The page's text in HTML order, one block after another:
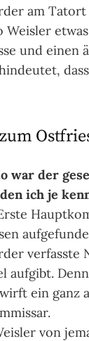
am Tatort
und einen
war der
ich je
verfasste
aufgibt.
ein ganz
von